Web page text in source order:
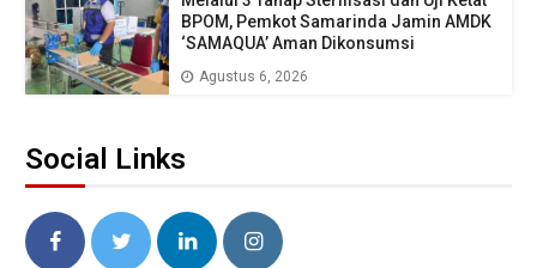
BPOM, Pemkot Samarinda Jamin AMDK
‘SAMAQUA’ Aman Dikonsumsi
Agustus 6, 2026
Social Links